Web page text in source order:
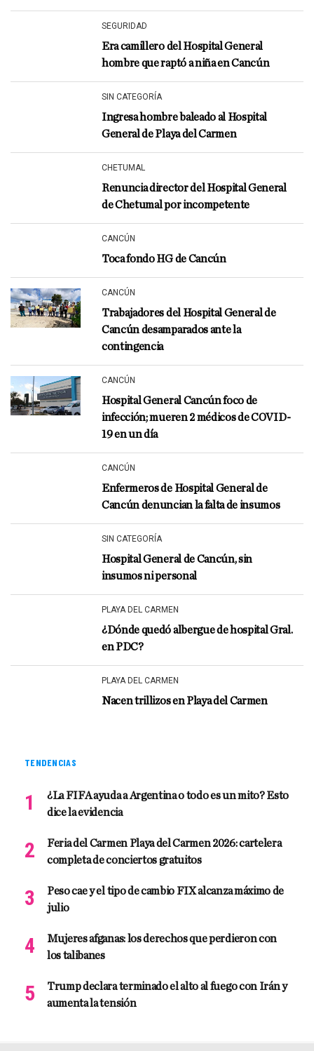
SEGURIDAD
Era camillero del Hospital General
hombre que raptó a niña en Cancún
SIN CATEGORÍA
Ingresa hombre baleado al Hospital
General de Playa del Carmen
CHETUMAL
Renuncia director del Hospital General
de Chetumal por incompetente
CANCÚN
Toca fondo HG de Cancún
CANCÚN
Trabajadores del Hospital General de
Cancún desamparados ante la
contingencia
CANCÚN
Hospital General Cancún foco de
infección; mueren 2 médicos de COVID-
19 en un día
CANCÚN
Enfermeros de Hospital General de
Cancún denuncian la falta de insumos
SIN CATEGORÍA
Hospital General de Cancún, sin
insumos ni personal
PLAYA DEL CARMEN
¿Dónde quedó albergue de hospital Gral.
en PDC?
PLAYA DEL CARMEN
Nacen trillizos en Playa del Carmen
TENDENCIAS
¿La FIFA ayuda a Argentina o todo es un mito? Esto
dice la evidencia
Feria del Carmen Playa del Carmen 2026: cartelera
completa de conciertos gratuitos
Peso cae y el tipo de cambio FIX alcanza máximo de
julio
Mujeres afganas: los derechos que perdieron con
los talibanes
Trump declara terminado el alto al fuego con Irán y
aumenta la tensión